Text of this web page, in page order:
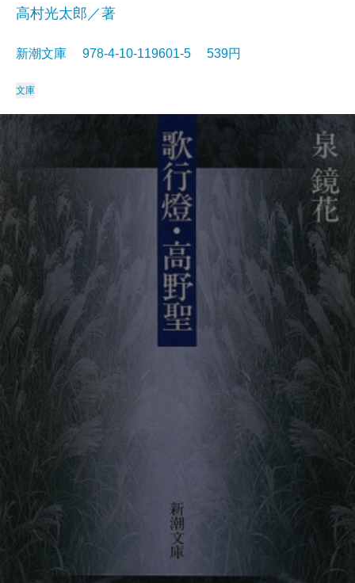
高村光太郎／著
新潮文庫 978-4-10-119601-5 539円
文庫